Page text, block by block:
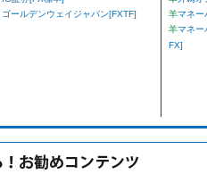
ゴールデンウェイジャパン[FXTF]
羊マネー
羊マネー
FX]